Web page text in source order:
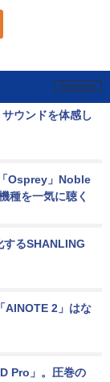
ウンドを体感し
Osprey」Noble
種を一気に聴く
するSHANLING
AINOTE 2」はな
Pro」。圧巻の